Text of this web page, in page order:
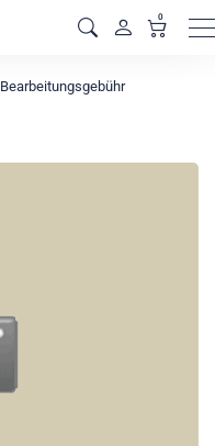
0
Bearbeitungsgebühr